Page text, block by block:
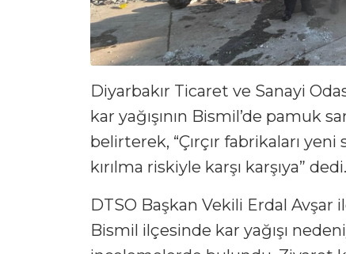
Diyarbakır Ticaret ve Sanayi
kar yağışının Bismil’de pamuk
belirterek, “Çırçır fabrikaları
kırılma riskiyle karşı karşıya” dedi.
DTSO Başkan Vekili Erdal
Bismil ilçesinde kar yağışı